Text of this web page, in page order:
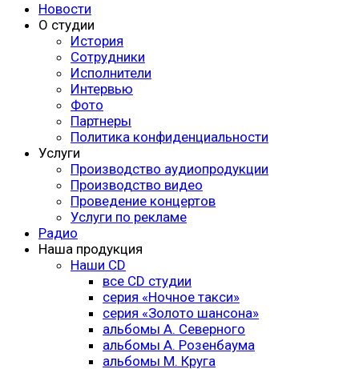
Новости
О студии
История
Сотрудники
Исполнители
Интервью
Фото
Партнеры
Политика конфиденциальности
Услуги
Производство аудиопродукции
Производство видео
Проведение концертов
Услуги по рекламе
Радио
Наша продукция
Наши CD
все CD студии
серия «Ночное такси»
серия «Золото шансона»
альбомы А. Северного
альбомы А. Розенбаума
альбомы М. Круга